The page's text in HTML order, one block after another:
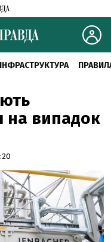
ІНФРАСТРУКТУРА
на випадок